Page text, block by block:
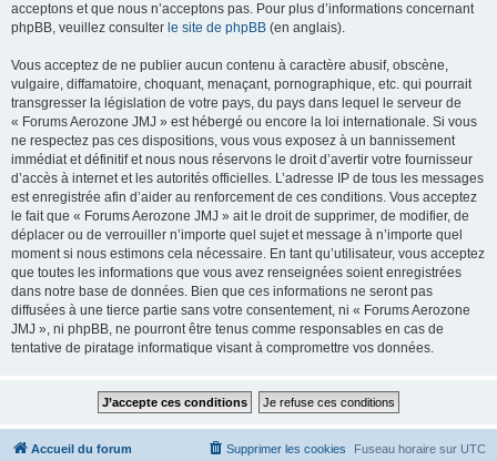
acceptons et que nous n’acceptons pas. Pour plus d’informations concernant
phpBB, veuillez consulter le site de phpBB (en anglais).
Vous acceptez de ne publier aucun contenu à caractère abusif, obscène,
vulgaire, diffamatoire, choquant, menaçant, pornographique, etc. qui pourrait
transgresser la législation de votre pays, du pays dans lequel le serveur de
« Forums Aerozone JMJ » est hébergé ou encore la loi internationale. Si vous
ne respectez pas ces dispositions, vous vous exposez à un bannissement
immédiat et définitif et nous nous réservons le droit d’avertir votre fournisseur
d’accès à internet et les autorités officielles. L’adresse IP de tous les messages
est enregistrée afin d’aider au renforcement de ces conditions. Vous acceptez
le fait que « Forums Aerozone JMJ » ait le droit de supprimer, de modifier, de
déplacer ou de verrouiller n’importe quel sujet et message à n’importe quel
moment si nous estimons cela nécessaire. En tant qu’utilisateur, vous acceptez
que toutes les informations que vous avez renseignées soient enregistrées
dans notre base de données. Bien que ces informations ne seront pas
diffusées à une tierce partie sans votre consentement, ni « Forums Aerozone
JMJ », ni phpBB, ne pourront être tenus comme responsables en cas de
tentative de piratage informatique visant à compromettre vos données.
Accueil du forum Fuseau horaire sur UTC
Supprimer les cookies